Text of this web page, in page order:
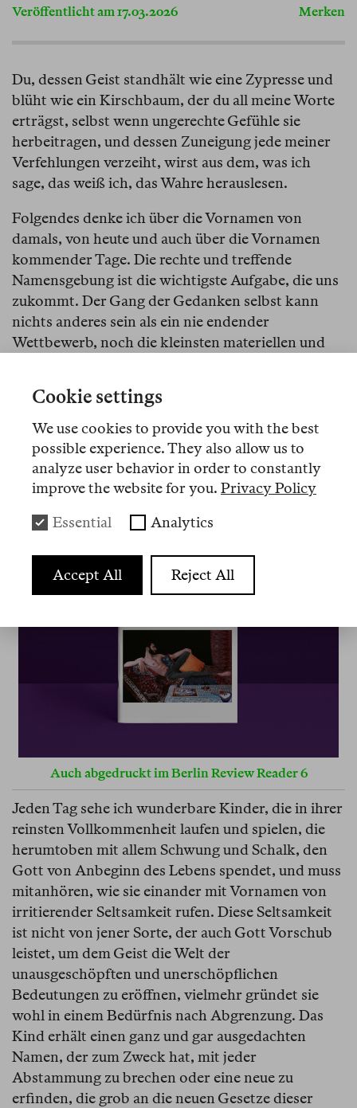
Veröffentlicht am 17.03.2026
Merken
Du, dessen Geist standhält wie eine Zypresse und
blüht wie ein Kirschbaum, der du all meine Worte
erträgst, selbst wenn ungerechte Gefühle sie
herbeitragen, und dessen Zuneigung jede meiner
Verfehlungen verzeiht, wirst aus dem, was ich
sage, das weiß ich, das Wahre herauslesen.
Folgendes denke ich über die Vornamen von
damals, von heute und auch über die Vornamen
kommender Tage. Die rechte und treffende
Namensgebung ist die wichtigste Aufgabe, die uns
zukommt. Der Gang der Gedanken selbst kann
nichts anderes sein als ein nie endender
Wettbewerb, noch die kleinsten materiellen und
Seele vollen Menschen seinen Namen zu geben?
Nun, so wisse, dass ich mich dazu entschließen
muss, daran zu zweifeln, denn sonst wären diese
Vornamen, die mir im Lärm der Welt zu Ohren
kommen, wohl kaum ungestraft vergeben worden.
Auch abgedruckt im Berlin Review Reader 6
Jeden Tag sehe ich wunderbare Kinder, die in ihrer
reinsten Vollkommenheit laufen und spielen, die
herumtoben mit allem Schwung und Schalk, den
Gott von Anbeginn des Lebens spendet, und muss
mitanhören, wie sie einander mit Vornamen von
irritierender Seltsamkeit rufen. Diese Seltsamkeit
ist nicht von jener Sorte, der auch Gott Vorschub
leistet, um dem Geist die Welt der
unausgeschöpften und unerschöpflichen
Bedeutungen zu eröffnen, vielmehr gründet sie
wohl in einem Bedürfnis nach Abgrenzung. Das
Kind erhält einen ganz und gar ausgedachten
Namen, der zum Zweck hat, mit jeder
Abstammung zu brechen oder eine neue zu
erfinden, die grob an die neuen Gesetze dieser
Cookie settings
We use cookies to provide you with the best
possible experience. They also allow us to
analyze user behavior in order to constantly
improve the website for you. Privacy Policy
Essential Analytics
Accept All Reject All